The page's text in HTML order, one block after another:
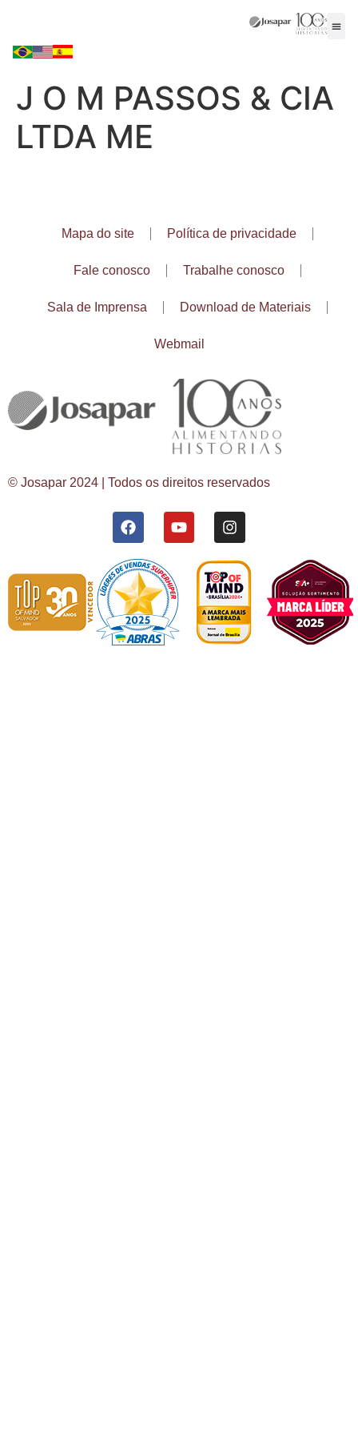
J O M PASSOS & CIA
LTDA ME
Mapa do site Política de privacidade
Fale conosco Trabalhe conosco
Sala de Imprensa Download de Materiais
Webmail
© Josapar 2024 | Todos os direitos reservados